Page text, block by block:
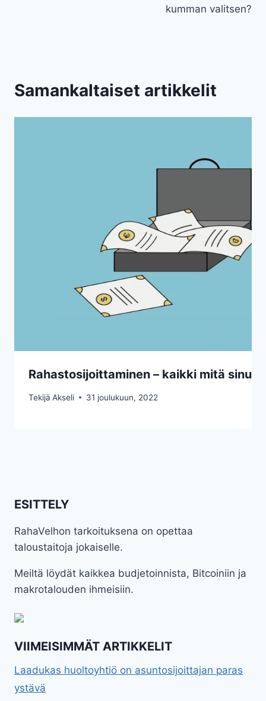
kumman valitsen?
Samankaltaiset artikkelit
Rahastosijoittaminen – kaikki mitä
Tekijä Akseli 31 joulukuun, 2022
ESITTELY
RahaVelhon tarkoituksena on opettaa
taloustaitoja jokaiselle.
Meiltä löydät kaikkea budjetoinnista, Bitcoiniin ja
makrotalouden ihmeisiin.
VIIMEISIMMÄT ARTIKKELIT
Laadukas huoltoyhtiö on asuntosijoittajan paras
ystävä